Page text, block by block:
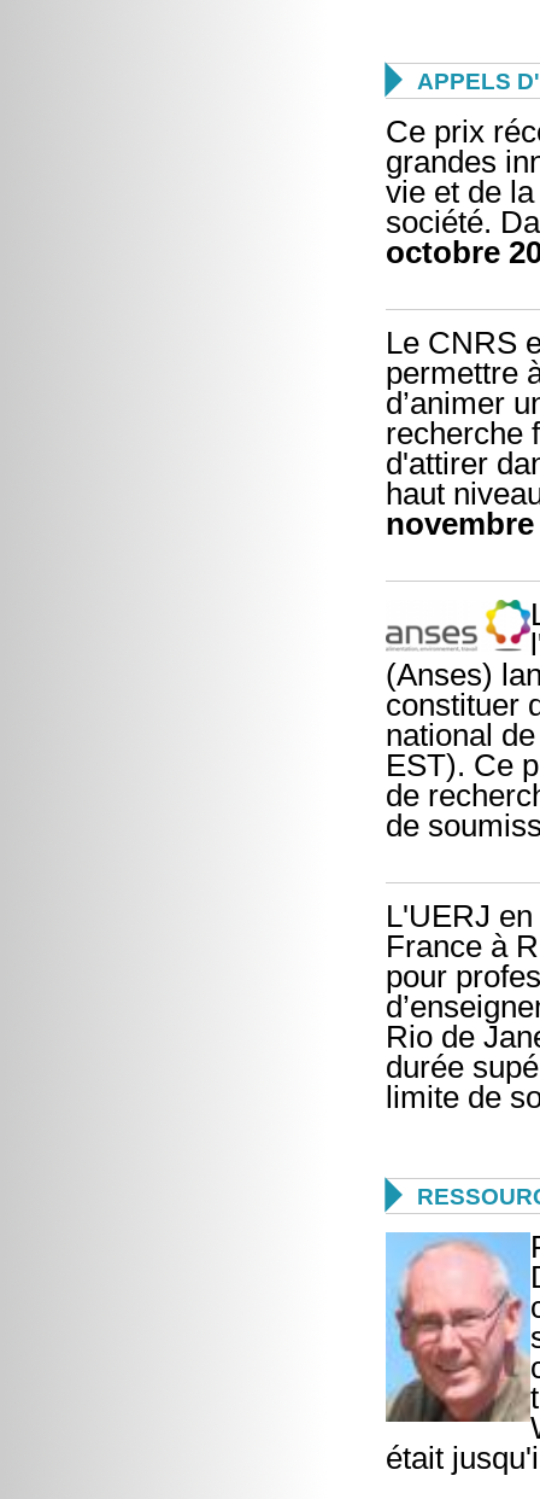
 APPELS
Ce prix
grandes
vie et de
société.
octobre
Le CNRS
permettre
d’animer
recherche
d'attirer
haut
novembre
(Anses)
constituer
national
EST). Ce
de
de
L'UERJ
France à
pour
Rio de
durée
limite de

était